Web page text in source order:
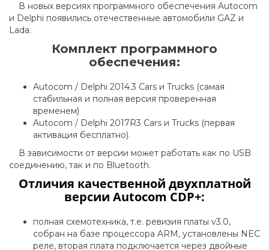
В новых версиях программного обеспечения Autocom
и Delphi появились отечественные автомобили GAZ и
Lada.
Комплект программного
обеспечения:
Autocom / Delphi 2014.3 Cars и Trucks (самая
стабильная и полная версия проверенная
временем)
Autocom / Delphi 2017R3 Cars и Trucks (первая
активация бесплатно).
В зависимости от версии может работать как по USB
соединению, так и по Bluetooth.
Отличия качественной двухплатной
версии Autocom CDP+:
полная схемотехника, т.е. ревизия платы v3.0,
собран на базе процессора ARM, установлены NEC
реле, вторая плата подключается через двойные